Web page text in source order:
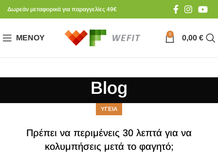
Δωρεάν μεταφορικά για παραγγελίες 49€
ΜΕΝΟΎ 0 0,00 €
Blog
ΥΓΕΙΑ
Πρέπει να περιμένεις 30 λεπτά για να
κολυμπήσεις μετά το φαγητό;